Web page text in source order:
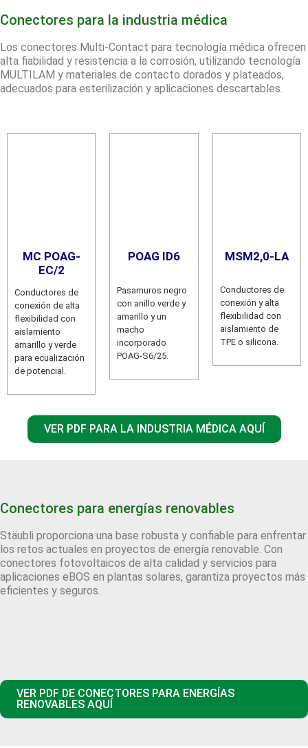
Conectores para la industria médica
Los conectores Multi-Contact para tecnología médica ofrecen
alta fiabilidad y resistencia a la corrosión, utilizando tecnología
MULTILAM y materiales de contacto dorados y plateados,
adecuados para esterilización y aplicaciones descartables.
MC POAG-
EC/2
Conductores de
conexión de alta
flexibilidad con
aislamiento
amarillo y verde
para ecualización
de potencial.
POAG ID6
Pasamuros negro
con anillo verde y
amarillo y un
macho
incorporado
POAG-S6/25.
MSM2,0-LA
Conductores de
conexión y alta
flexibilidad con
aislamiento de
TPE o silicona.
VER PDF PARA LA INDUSTRIA MÉDICA AQUÍ
Conectores para energías renovables
Stäubli proporciona una base robusta y confiable para enfrentar
los retos actuales en proyectos de energía renovable. Con
conectores fotovoltaicos de alta calidad y servicios para
aplicaciones eBOS en plantas solares, garantiza proyectos más
eficientes y seguros.
VER PDF DE CONECTORES PARA ENERGÍAS
RENOVABLES AQUÍ